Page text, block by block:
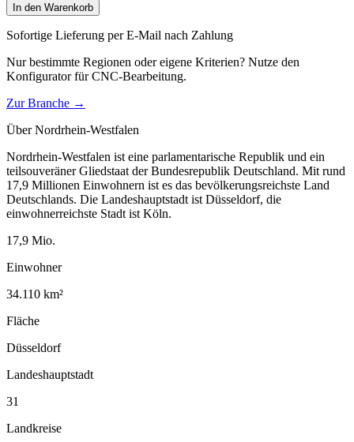
In den Warenkorb
Sofortige Lieferung per E-Mail nach Zahlung
Nur bestimmte Regionen oder eigene Kriterien? Nutze den
Konfigurator fürCNC-Bearbeitung.
Zur Branche →
ÜberNordrhein-Westfalen
Nordrhein-Westfalen ist eine parlamentarische Republik und ein
teilsouveräner Gliedstaat der Bundesrepublik Deutschland. Mit rund
17,9 Millionen Einwohnern ist es das bevölkerungsreichste Land
Deutschlands. Die Landeshauptstadt ist Düsseldorf, die
einwohnerreichste Stadt ist Köln.
17,9 Mio.
Einwohner
34.110 km²
Fläche
Düsseldorf
Landeshauptstadt
31
Landkreise